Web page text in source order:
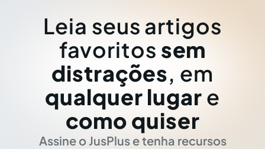
Leia seus artigos
favoritos sem
distrações, em
qualquer lugar e
como quiser
Assine o JusPlus e tenha recursos